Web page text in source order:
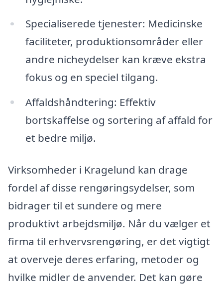
Specialiserede tjenester: Medicinske
faciliteter, produktionsområder eller
andre nicheydelser kan kræve ekstra
fokus og en speciel tilgang.
Affaldshåndtering: Effektiv
bortskaffelse og sortering af affald for
et bedre miljø.
Virksomheder i Kragelund kan drage
fordel af disse rengøringsydelser, som
bidrager til et sundere og mere
produktivt arbejdsmiljø. Når du vælger et
firma til erhvervsrengøring, er det vigtigt
at overveje deres erfaring, metoder og
hvilke midler de anvender. Det kan gøre